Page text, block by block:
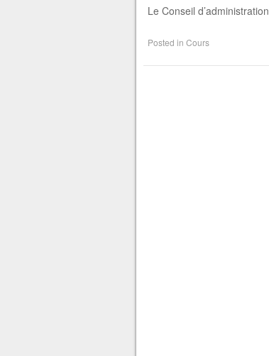
Le Conseil d’administration
Posted in Cours